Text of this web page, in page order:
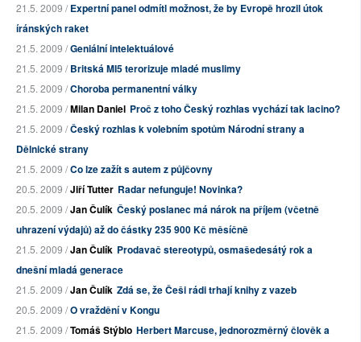
21.5. 2009 /Expertní panel odmítl možnost, že by Evropě hrozil útok
íránských raket
21.5. 2009 /Geniální intelektuálové
21.5. 2009 /Britská MI5 terorizuje mladé muslimy
21.5. 2009 /Choroba permanentní války
21.5. 2009 /Milan Daniel Proč z toho Český rozhlas vychází tak lacino?
21.5. 2009 /Český rozhlas k volebním spotům Národní strany a
Dělnické strany
21.5. 2009 /Co lze zažít s autem z půjčovny
20.5. 2009 /Jiří Tutter Radar nefunguje! Novinka?
20.5. 2009 /Jan Čulík Český poslanec má nárok na příjem (včetně
uhrazení výdajů) až do částky 235 900 Kč měsíčně
21.5. 2009 /Jan Čulík Prodavač stereotypů, osmašedesátý rok a
dnešní mladá generace
21.5. 2009 /Jan Čulík Zdá se, že Češi rádi trhají knihy z vazeb
20.5. 2009 /O vraždění v Kongu
21.5. 2009 /Tomáš Stýblo Herbert Marcuse, jednorozměrný člověk a